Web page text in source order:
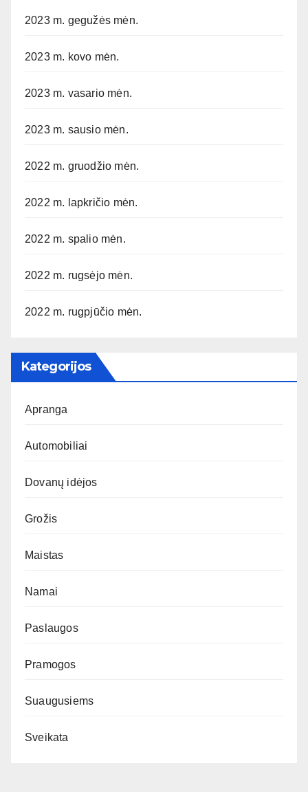
2023 m. gegužės mėn.
2023 m. kovo mėn.
2023 m. vasario mėn.
2023 m. sausio mėn.
2022 m. gruodžio mėn.
2022 m. lapkričio mėn.
2022 m. spalio mėn.
2022 m. rugsėjo mėn.
2022 m. rugpjūčio mėn.
Kategorijos
Apranga
Automobiliai
Dovanų idėjos
Grožis
Maistas
Namai
Paslaugos
Pramogos
Suaugusiems
Sveikata